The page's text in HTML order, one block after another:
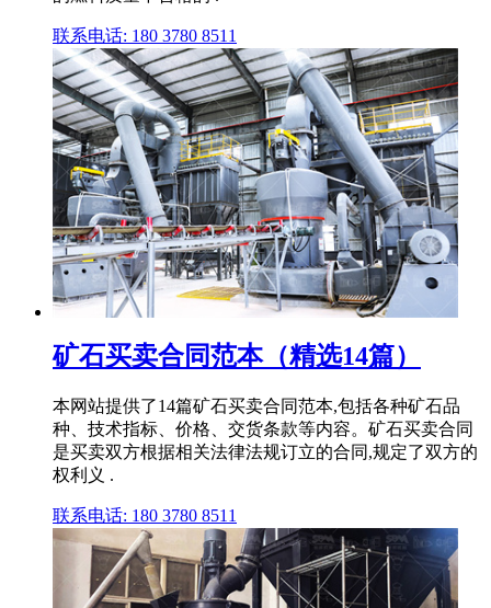
联系电话: 180 3780 8511
矿石买卖合同范本（精选14篇）
本网站提供了14篇矿石买卖合同范本,包括各种矿石品
种、技术指标、价格、交货条款等内容。矿石买卖合同
是买卖双方根据相关法律法规订立的合同,规定了双方的
权利义 .
联系电话: 180 3780 8511